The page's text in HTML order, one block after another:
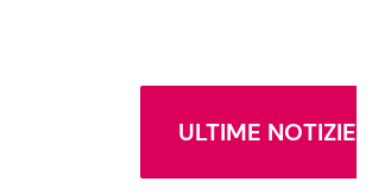
ULTIME NOTIZIE